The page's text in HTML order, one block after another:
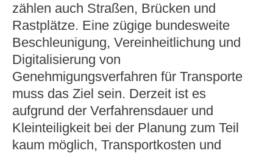
zählen auch Straßen, Brücken und
Rastplätze. Eine zügige bundesweite
Beschleunigung, Vereinheitlichung und
Digitalisierung von
Genehmigungsverfahren für Transporte
muss das Ziel sein. Derzeit ist es
aufgrund der Verfahrensdauer und
Kleinteiligkeit bei der Planung zum Teil
kaum möglich, Transportkosten und